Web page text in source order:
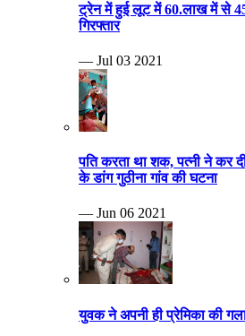
ट्रेन में हुई लूट में 60.लाख में से
गिरफ्तार
— Jul 03 2021
पति करता था शक, पत्नी ने कर दी
के डांग गुठीना गांव की घटना
— Jun 06 2021
युवक ने अपनी ही प्रेमिका की